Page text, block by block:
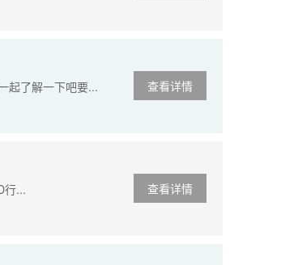
查看详情
起了解一下吧要...
查看详情
行...